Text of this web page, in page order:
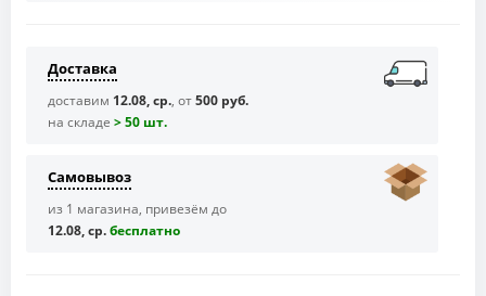
Доставка
доставим 12.08, ср., от500 руб.
на складе > 50 шт.
Самовывоз
из 1 магазина, привезём до
12.08, ср.бесплaтно